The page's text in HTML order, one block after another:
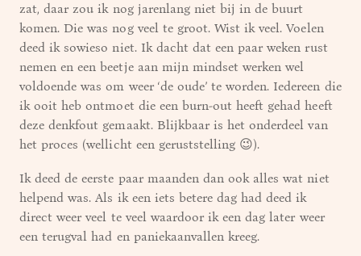
zat, daar zou ik nog jarenlang niet bij in de buurt
komen. Die was nog veel te groot. Wist ik veel. Voelen
deed ik sowieso niet. Ik dacht dat een paar weken rust
nemen en een beetje aan mijn mindset werken wel
voldoende was om weer ‘de oude’ te worden. Iedereen die
ik ooit heb ontmoet die een burn-out heeft gehad heeft
deze denkfout gemaakt. Blijkbaar is het onderdeel van
het proces (wellicht een geruststelling 😉).
Ik deed de eerste paar maanden dan ook alles wat niet
helpend was. Als ik een iets betere dag had deed ik
direct weer veel te veel waardoor ik een dag later weer
een terugval had en paniekaanvallen kreeg.